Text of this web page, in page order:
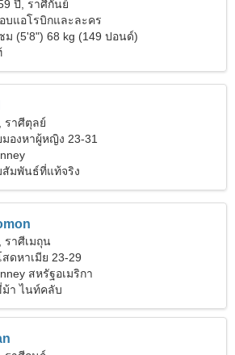
ปี, ราศีกันย์
บแอโรบิกและละคร
ม (5'8") 68 kg (149 ปอนด์)
ราศีตุลย์
องหาผู้หญิง 23-31
สัมพันธ์ที่แท้จริง
ราศีเมถุน
ดหาเมีย 23-29
สหรัฐอเมริกา
ม้า ไนท์คลับ